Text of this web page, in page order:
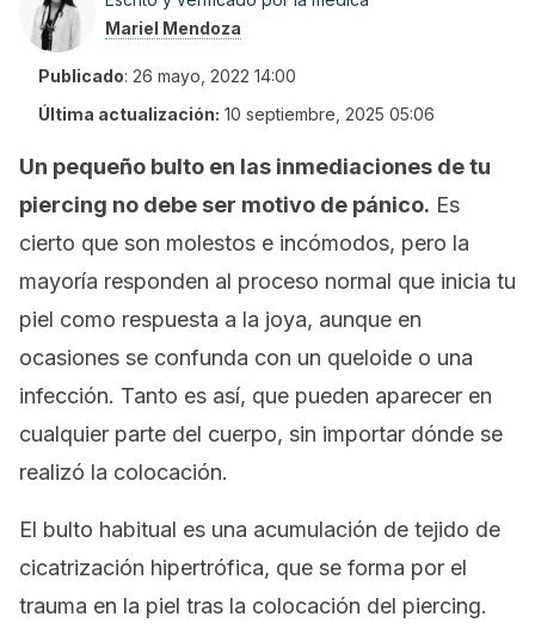
Mariel Mendoza
Publicado: 26 mayo, 2022 14:00
Última actualización: 10 septiembre, 2025 05:06
Un pequeño bulto en las inmediaciones de tu
piercing no debe ser motivo de pánico. Es
cierto que son molestos e incómodos, pero la
mayoría responden al proceso normal que inicia tu
piel como respuesta a la joya, aunque en
ocasiones se confunda con un queloide o una
infección. Tanto es así, que pueden aparecer en
cualquier parte del cuerpo, sin importar dónde se
realizó la colocación.
El bulto habitual es una acumulación de tejido de
cicatrización hipertrófica, que se forma por el
trauma en la piel tras la colocación del piercing.